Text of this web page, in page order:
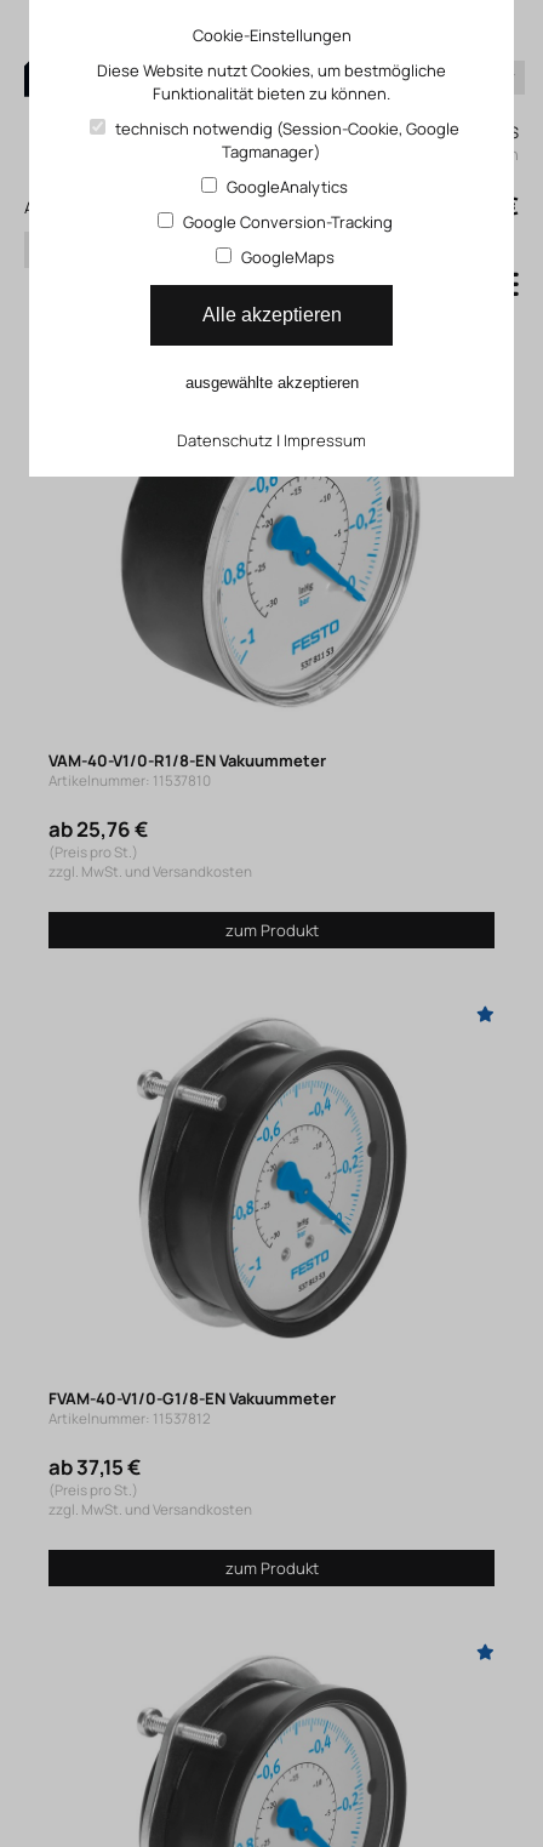
0
Mein KLEFINGHAUS
einloggen
Alle Produkte
Suchen
0,00 €
Vakuummeter VAM_FVAM
VAM-40-V1/0-R1/8-EN Vakuummeter
Artikelnummer: 11537810
ab 25,76 €
(Preis pro St.)
zzgl. MwSt. und Versandkosten
zum Produkt
FVAM-40-V1/0-G1/8-EN Vakuummeter
Artikelnummer: 11537812
ab 37,15 €
(Preis pro St.)
zzgl. MwSt. und Versandkosten
zum Produkt
Cookie-Einstellungen
Diese Website nutzt Cookies, um bestmögliche
Funktionalität bieten zu können.
technisch notwendig (Session-Cookie, Google
Tagmanager)
GoogleAnalytics
Google Conversion-Tracking
GoogleMaps
Alle akzeptieren
ausgewählte akzeptieren
Datenschutz | Impressum